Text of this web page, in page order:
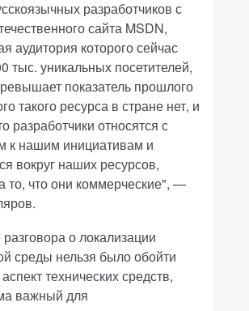
разработчиков с
сайта MSDN,
аудитория которого сейчас
тыс. уникальных посетителей,
показатель прошлого
такого ресурса в стране нет, и
разработчики относятся с
к нашим инициативам и
вокруг наших ресурсов,
то, что они коммерческие", —
разговора о локализации
среды нельзя было обойти
технических средств,
важный для